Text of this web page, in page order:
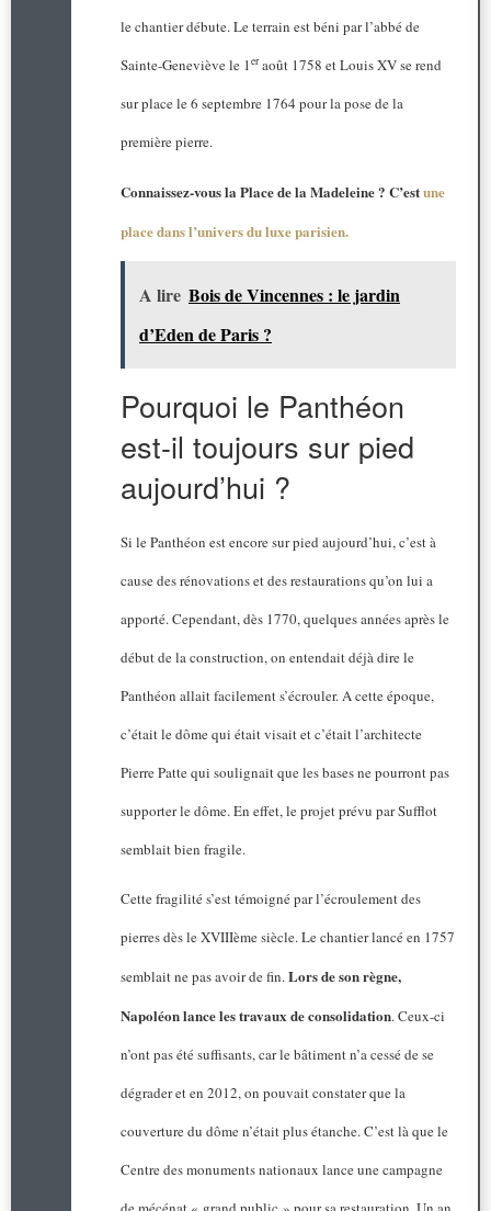
le chantier débute. Le terrain est béni par l’abbé de
Sainte-Geneviève le 1eraoût 1758 et Louis XV se rend
sur place le 6 septembre 1764 pour la pose de la
première pierre.
Connaissez-vous la Place de la Madeleine ? C’estune
place dans l’univers du luxe parisien.
A lire Bois de Vincennes : le jardin
d’Eden de Paris ?
Pourquoi le Panthéon
est-il toujours sur pied
aujourd’hui ?
Si le Panthéon est encore sur pied aujourd’hui, c’est à
cause des rénovations et des restaurations qu’on lui a
apporté. Cependant, dès 1770, quelques années après le
début de la construction, on entendait déjà dire le
Panthéon allait facilement s’écrouler. A cette époque,
c’était le dôme qui était visait et c’était l’architecte
Pierre Patte qui soulignait que les bases ne pourront pas
supporter le dôme. En effet, le projet prévu par Sufflot
semblait bien fragile.
Cette fragilité s’est témoigné par l’écroulement des
pierres dès le XVIIIème siècle. Le chantier lancé en 1757
semblait ne pas avoir de fin.Lors de son règne,
Napoléon lance les travaux de consolidation. Ceux-ci
n’ont pas été suffisants, car le bâtiment n’a cessé de se
dégrader et en 2012, on pouvait constater que la
couverture du dôme n’était plus étanche. C’est là que le
Centre des monuments nationaux lance une campagne